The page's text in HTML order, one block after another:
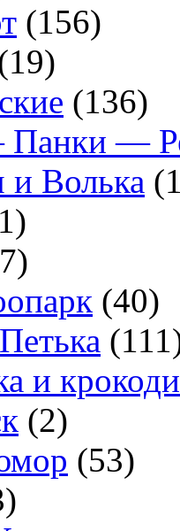
(156)
(136)
Панки —
и Волька
(40)
и
(2)
(53)